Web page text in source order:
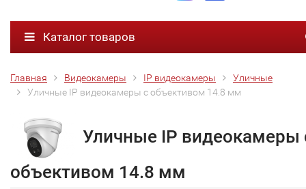
Каталог товаров
Главная Видеокамеры IP видеокамеры
Уличные
Уличные IP видеокамеры с объективом 14.8 мм
Уличные IP видеокамеры
объективом 14.8 мм